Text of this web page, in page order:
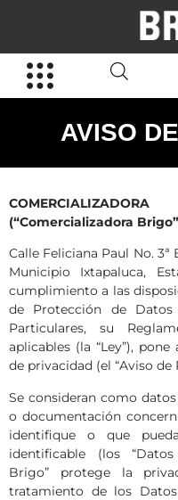
AVISO
(“Comercializadora
Calle Feliciana Paul No.
Municipio Ixtapaluca,
cumplimiento a las
de Protección de Datos
Particulares, su
aplicables (la “Ley”),
de privacidad (el “Aviso de
Se consideran como
o documentación
identifique o que
identificable (los “Datos
Brigo” protege la
tratamiento de los